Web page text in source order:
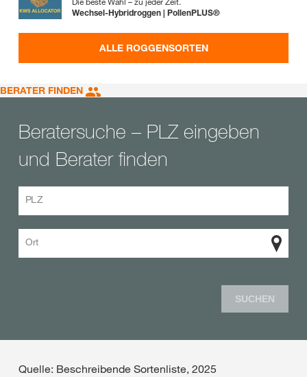
Wechsel-Hybridroggen | PollenPLUS®
ALLE ROGGENSORTEN
BERATER FINDEN
Beratersuche – PLZ eingeben
und Berater finden
PLZ
Ort
SUCHEN
Quelle: Beschreibende Sortenliste, 2025